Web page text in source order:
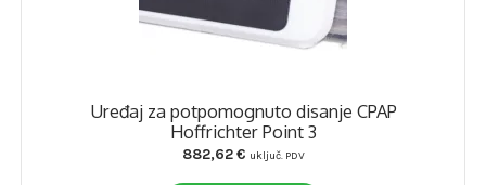
Uređaj za potpomognuto disanje CPAP
Hoffrichter Point 3
882,62€ uključ. PDV